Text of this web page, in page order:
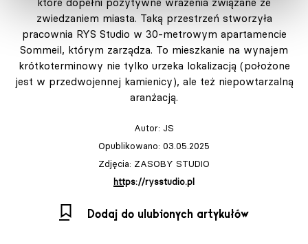
zwiedzaniem miasta. Taką przestrzeń stworzyła
pracownia RYS Studio w 30-metrowym apartamencie
Sommeil, którym zarządza. To mieszkanie na wynajem
krótkoterminowy nie tylko urzeka lokalizacją (położone
jest w przedwojennej kamienicy), ale też niepowtarzalną
aranżacją.
Autor: JS
Opublikowano: 03.05.2025
Zdjęcia: ZASOBY STUDIO
https://rysstudio.pl
Dodaj do ulubionych artykułów